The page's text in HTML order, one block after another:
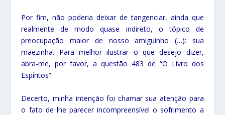
Por fim, não poderia deixar de tangenciar, ainda que
realmente de modo quase indireto, o tópico de
preocupação maior de nosso amiguinho (…): sua
mãezinha. Para melhor ilustrar o que desejo dizer,
abra-me, por favor, a questão 483 de “O Livro dos
Espíritos”.
Decerto, minha intenção foi chamar sua atenção para
o fato de lhe parecer incompreensível o sofrimento a